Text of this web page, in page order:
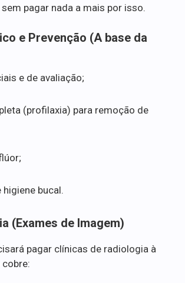
pagar nada a mais por isso.
e Prevenção (A base da
e de avaliação;
(profilaxia) para remoção de
bucal.
(Exames de Imagem)
pagar clínicas de radiologia à
cobre: